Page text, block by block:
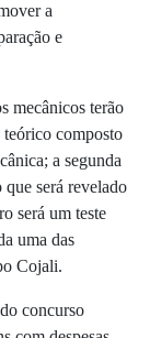
a
e
mecânicos terão
teórico composto
a segunda
que será revelado
será um teste
uma das
Cojali.
concurso